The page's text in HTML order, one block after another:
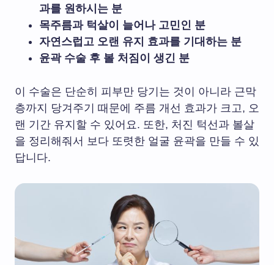
과를 원하시는 분
목주름과 턱살이 늘어나 고민인 분
자연스럽고 오랜 유지 효과를 기대하는 분
윤곽 수술 후 볼 처짐이 생긴 분
이 수술은 단순히 피부만 당기는 것이 아니라 근막
층까지 당겨주기 때문에 주름 개선 효과가 크고, 오
랜 기간 유지할 수 있어요. 또한, 처진 턱선과 볼살
을 정리해줘서 보다 또렷한 얼굴 윤곽을 만들 수 있
답니다.